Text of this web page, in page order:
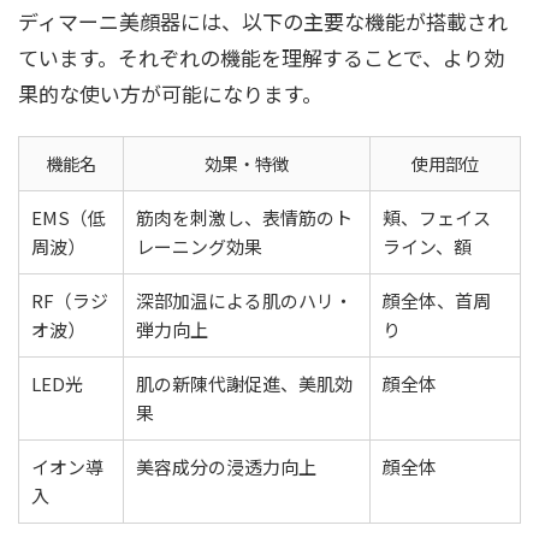
ディマーニ美顔器には、以下の主要な機能が搭載され
ています。それぞれの機能を理解することで、より効
果的な使い方が可能になります。
機能名 効果・特徴 使用部位
EMS（低
周波）
筋肉を刺激し、表情筋のト
レーニング効果
頬、フェイス
ライン、額
RF（ラジ
オ波）
深部加温による肌のハリ・
弾力向上
顔全体、首周
り
LED光
肌の新陳代謝促進、美肌効
果
顔全体
イオン導
入
美容成分の浸透力向上 顔全体